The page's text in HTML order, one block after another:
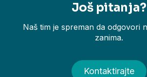
Još pitanja?
Naš tim je spreman da odgovori
zanima.
Kontaktirajte